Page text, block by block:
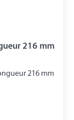
216 mm
216 mm